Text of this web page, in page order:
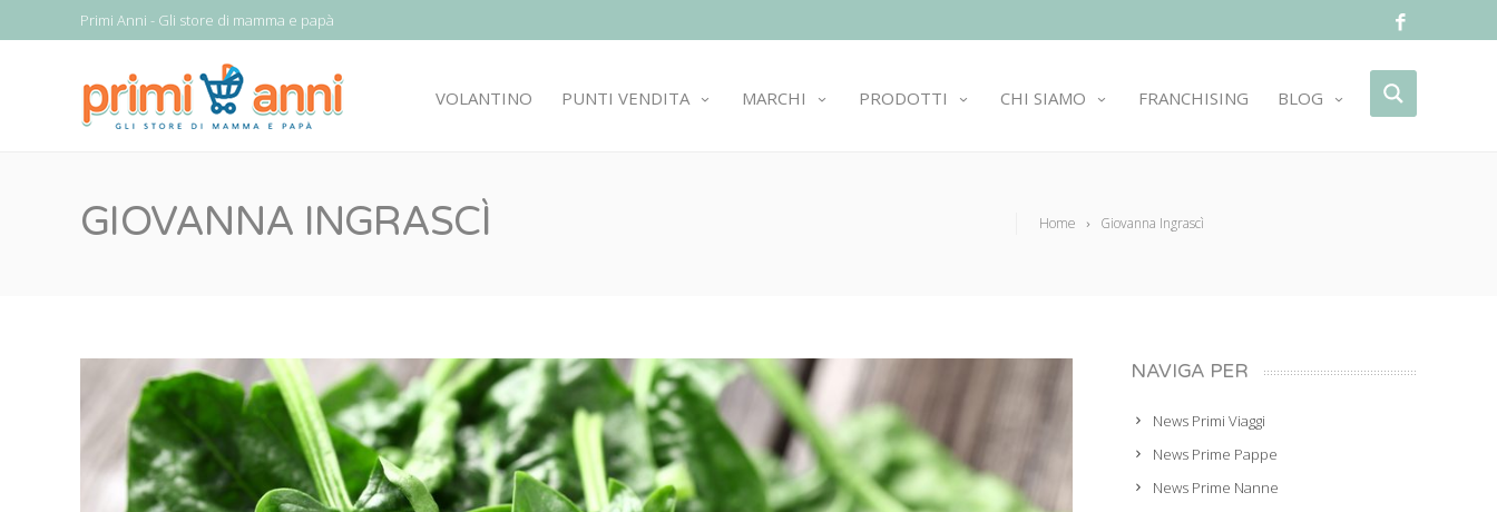
Primi Anni - Gli store di mamma e papà
VOLANTINO PUNTI VENDITA MARCHI PRODOTTI CHI SIAMO FRANCHISING BLOG
Home Giovanna Ingrascì
GIOVANNA INGRASCÌ
NAVIGA PER
News Primi Viaggi
News Prime Pappe
News Prime Nanne